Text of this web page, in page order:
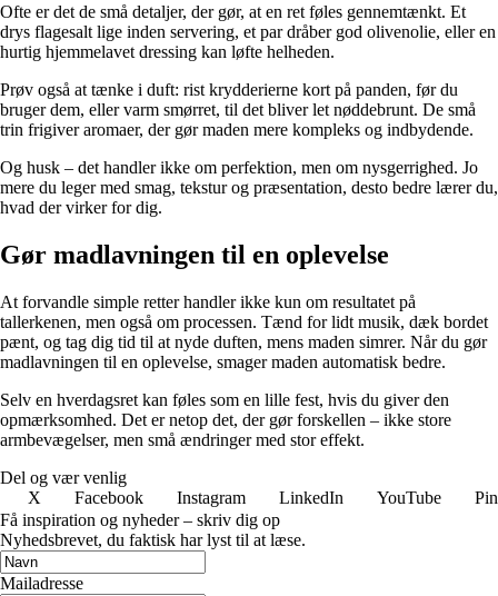
Ofte er det de små detaljer, der gør, at en ret føles gennemtænkt. Et
drys flagesalt lige inden servering, et par dråber god olivenolie, eller en
hurtig hjemmelavet dressing kan løfte helheden.
Prøv også at tænke i duft: rist krydderierne kort på panden, før du
bruger dem, eller varm smørret, til det bliver let nøddebrunt. De små
trin frigiver aromaer, der gør maden mere kompleks og indbydende.
Og husk – det handler ikke om perfektion, men om nysgerrighed. Jo
mere du leger med smag, tekstur og præsentation, desto bedre lærer du,
hvad der virker for dig.
Gør madlavningen til en oplevelse
At forvandle simple retter handler ikke kun om resultatet på
tallerkenen, men også om processen. Tænd for lidt musik, dæk bordet
pænt, og tag dig tid til at nyde duften, mens maden simrer. Når du gør
madlavningen til en oplevelse, smager maden automatisk bedre.
Selv en hverdagsret kan føles som en lille fest, hvis du giver den
opmærksomhed. Det er netop det, der gør forskellen – ikke store
armbevægelser, men små ændringer med stor effekt.
Del og vær venlig
X
Facebook Instagram LinkedIn YouTube
Få inspiration og nyheder – skriv dig op
Nyhedsbrevet, du faktisk har lyst til at læse.
Mailadresse